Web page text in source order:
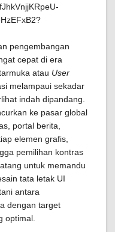
pengembangan
cepat di era
atau User
melampaui sekadar
indah dipandang.
ke pasar global
portal berita,
elemen grafis,
pemilihan kontras
untuk memandu
tata letak UI
antara
dengan target
optimal.